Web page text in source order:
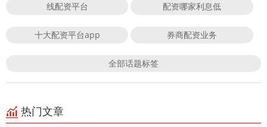
线配资平台 配资哪家利息低
十大配资平台app 券商配资业务
全部话题标签
热门文章